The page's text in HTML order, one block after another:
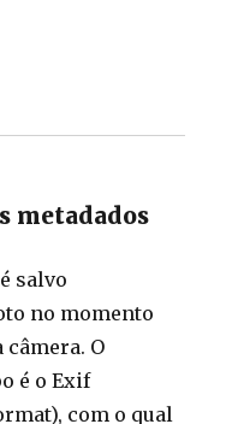
metadados
salvo
no momento
câmera. O
é o Exif
com o qual